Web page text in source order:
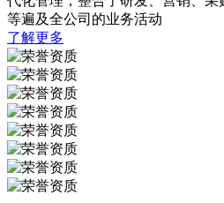
等遍及全公司的业务活动
了解更多